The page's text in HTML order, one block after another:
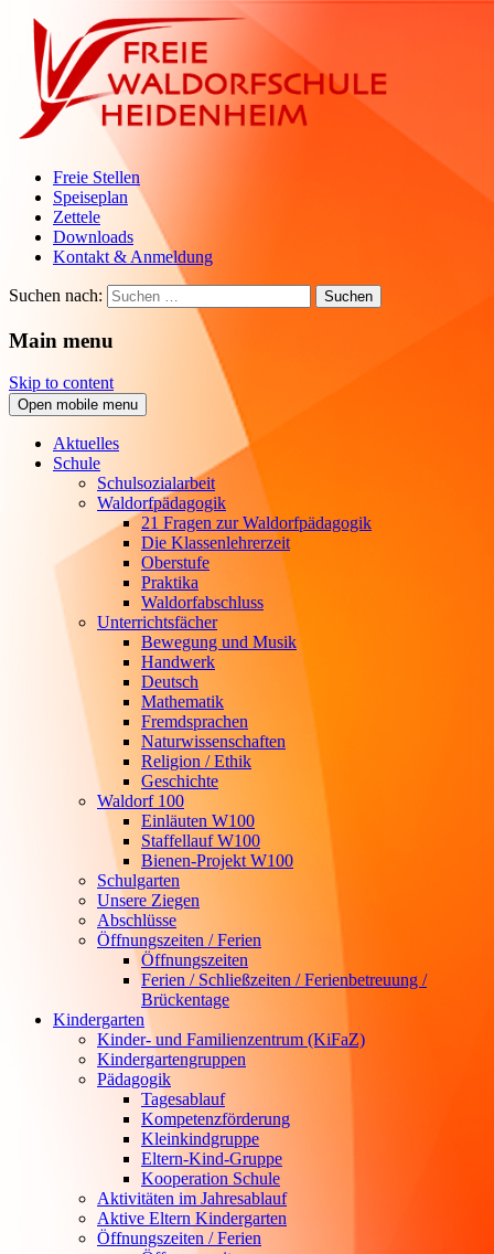
Freie Stellen
Speiseplan
Zettele
Downloads
Kontakt & Anmeldung
Suchen nach:
Main menu
Skip to content
Open mobile menu
Aktuelles
Schule
Schulsozialarbeit
Waldorfpädagogik
21 Fragen zur Waldorfpädagogik
Die Klassenlehrerzeit
Oberstufe
Praktika
Waldorfabschluss
Unterrichtsfächer
Bewegung und Musik
Handwerk
Deutsch
Mathematik
Fremdsprachen
Naturwissenschaften
Religion / Ethik
Geschichte
Waldorf 100
Einläuten W100
Staffellauf W100
Bienen-Projekt W100
Schulgarten
Unsere Ziegen
Abschlüsse
Öffnungszeiten / Ferien
Öffnungszeiten
Ferien / Schließzeiten / Ferienbetreuung /
Brückentage
Kindergarten
Kinder- und Familienzentrum (KiFaZ)
Kindergartengruppen
Pädagogik
Tagesablauf
Kompetenzförderung
Kleinkindgruppe
Eltern-Kind-Gruppe
Kooperation Schule
Aktivitäten im Jahresablauf
Aktive Eltern Kindergarten
Öffnungszeiten / Ferien